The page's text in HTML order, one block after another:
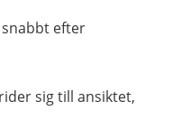
efter
sig till ansiktet,